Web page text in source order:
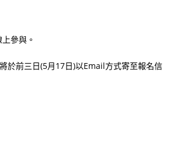
參與。
於前三日(5月17日)以Email方式寄至報名信